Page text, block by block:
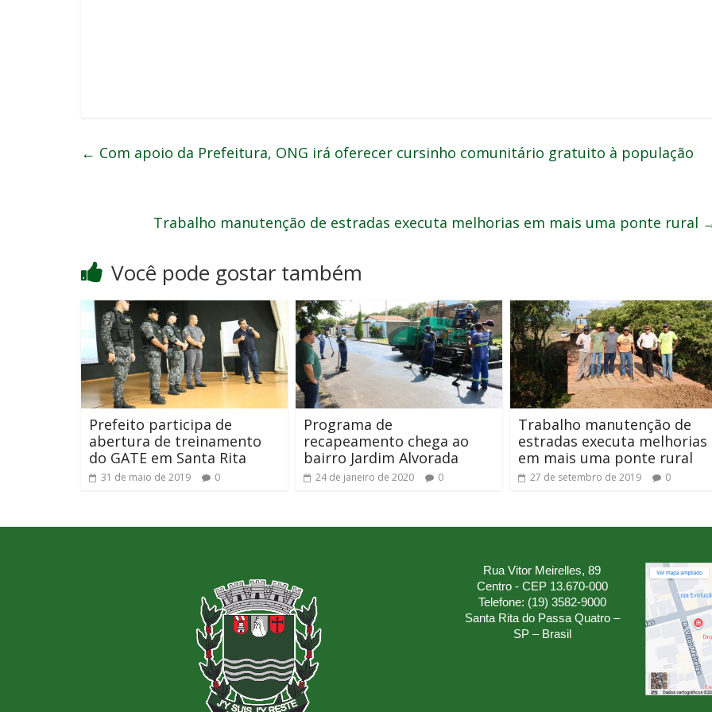
← Com apoio da Prefeitura, ONG irá oferecer cursinho comunitário gratuito à população
Trabalho manutenção de estradas executa melhorias em mais uma ponte rural
Você pode gostar também
Prefeito participa de
abertura de treinamento
do GATE em Santa Rita
31 de maio de 2019 0
Programa de
recapeamento chega ao
bairro Jardim Alvorada
24 de janeiro de 2020 0
Trabalho manutenção de
estradas executa melhorias
em mais uma ponte rural
27 de setembro de 2019 0
Rua Vitor Meirelles, 89
Centro - CEP 13.670-000
Telefone: (19) 3582-9000
Santa Rita do Passa Quatro –
SP – Brasil